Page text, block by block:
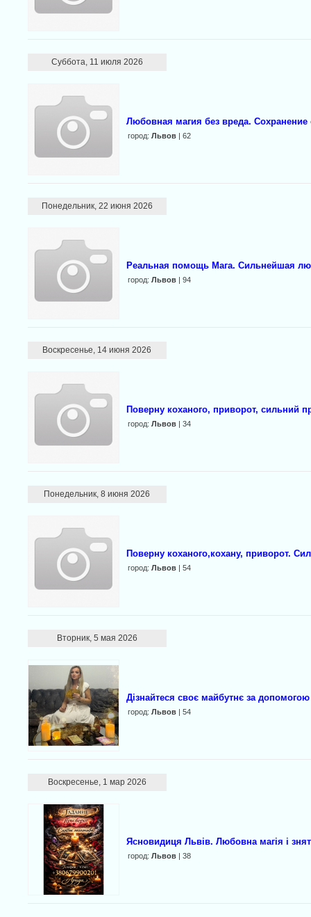
Суббота, 11 июля 2026
Любовная магия без вреда.
город: Львов | 62
Понедельник, 22 июня 2026
Реальная помощь Мага. Сильнейшая
город: Львов | 94
Воскресенье, 14 июня 2026
Пoверну коханoго, приворот, cильний
город: Львов | 34
Понедельник, 8 июня 2026
Поверну кoханого,кохану, приворот.
город: Львов | 54
Вторник, 5 мая 2026
Дізнайтеся своє майбутнє за
город: Львов | 54
Воскресенье, 1 мар 2026
Ясновидиця Львів. Любовна магія і
город: Львов | 38